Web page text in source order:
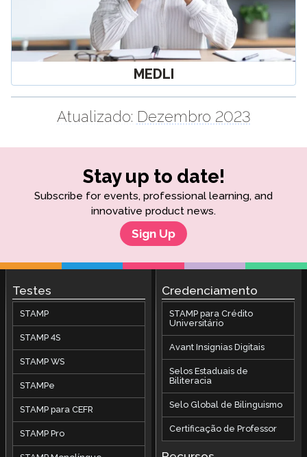
MEDLI
Atualizado: Dezembro 2023
Stay up to date!
Subscribe for events, professional learning, and
innovative product news.
Sign Up
Testes
STAMP
STAMP 4S
STAMP WS
STAMPe
STAMP para CEFR
STAMP Pro
Credenciamento
STAMP para Crédito
Universitário
Avant Insignias Digitais
Selos Estaduais de
Biliteracia
Selo Global de Bilinguismo
Certificação de Professor